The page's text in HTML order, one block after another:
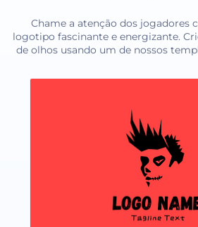
Chame a atenção dos jogadores
logotipo fascinante e energizante.
de olhos usando um de nossos